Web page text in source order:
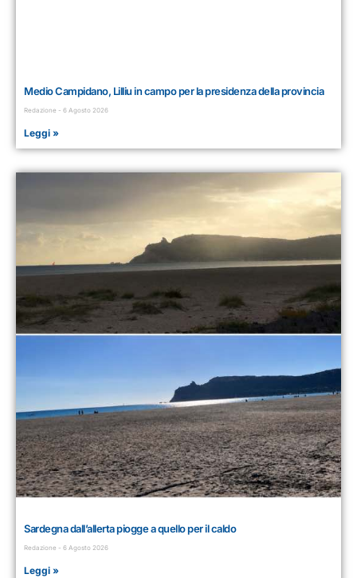
Medio Campidano, Lilliu in campo per la presidenza della provincia
Redazione 6 Agosto 2026
Leggi »
Sardegna dall’allerta piogge a quello per il caldo
Redazione 6 Agosto 2026
Leggi »